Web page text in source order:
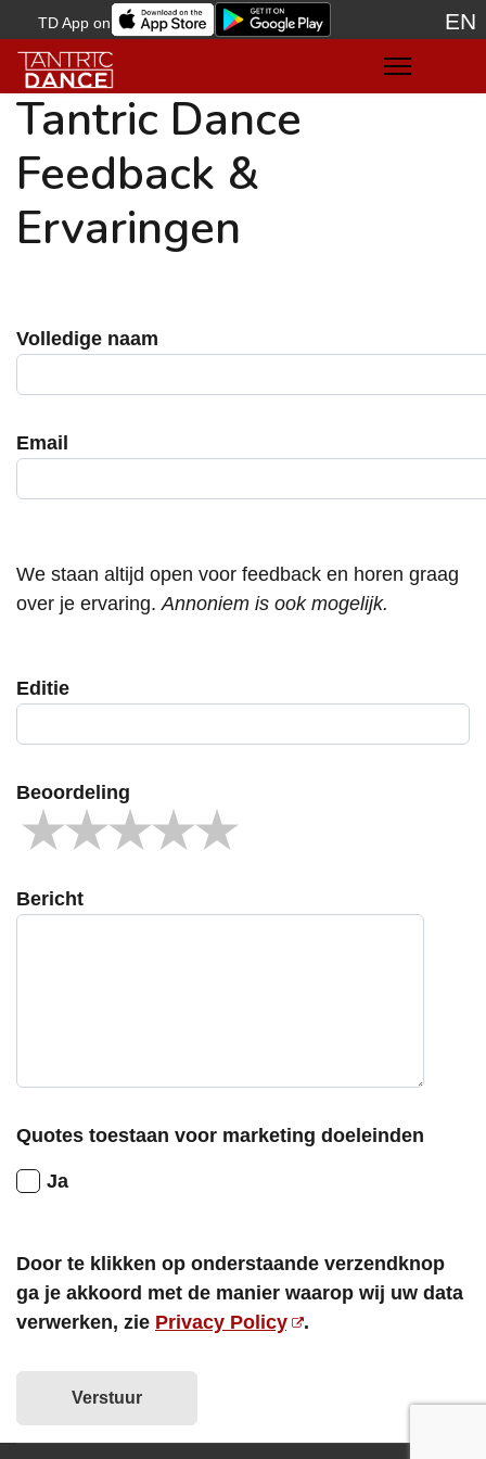
TD App on EN
Tantric Dance
Feedback &
Ervaringen
Volledige naam
Email
We staan altijd open voor feedback en horen graag
over je ervaring.Annoniem is ook mogelijk.
Editie
Beoordeling
Bericht
Quotes toestaan voor marketing doeleinden
Ja
Door te klikken op onderstaande verzendknop
ga je akkoord met de manier waarop wij uw data
verwerken, zie Privacy Policy .
Verstuur